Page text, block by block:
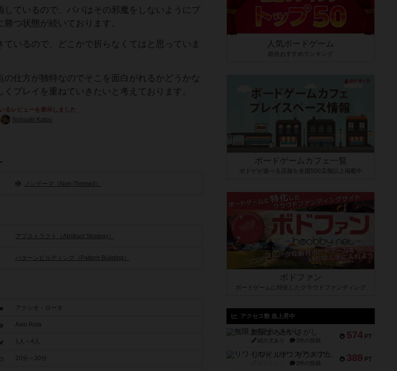
ているので、パパはその邪魔をしないようにプ
つ状態が続いております。
いるので、どこかで折らなくてはと思っていま
仕方が独特なのでそこを面白がれるかどうかな
プレイを重ねていきたいと考えております。
るレビューを表示しました
Nobuaki Katou
ノンテーマ（Non-Themed）
アブストラクト（Abstract Strategy）
パターンビルディング（Pattern Building）
アクシオ・ロータ
Axio Rota
1人～4人
20分～30分
人気ボードゲーム
総合おすすめランキング
ボードゲームカフェ一覧
ボドゲが遊べる店舗を全国500店舗以上掲載中
ボドファン
ボードゲームに特化したクラウドファンディング
アクセス数 急上昇中
574 PT
無限まちがいさがし
紹介文あり 2件の投稿
389 PT
リワイルド：サウスアメリカ
2件の投稿